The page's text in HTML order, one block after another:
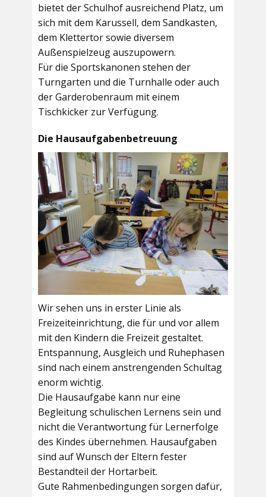
bietet derSchulhofausreichend Platz, um
sich mit dem Karussell, dem Sandkasten,
dem Klettertor sowie diversem
Außenspielzeug auszupowern.
Für die Sportskanonen stehen der
Turngarten und die Turnhalle oder auch
derGarderobenraum mit einem
Tischkicker zur Verfügung.
Die Hausaufgabenbetreuung
Wir sehen uns in erster Linie als
Freizeiteinrichtung, die für und vor allem
mit den Kindern die Freizeit gestaltet.
Entspannung, Ausgleich und Ruhephasen
sind nach einem anstrengenden Schultag
enorm wichtig.
Die Hausaufgabe kann nur eine
Begleitung schulischen Lernens sein und
nicht die Verantwortung für Lernerfolge
des Kindes übernehmen. Hausaufgaben
sind auf Wunsch der Eltern fester
Bestandteil der Hortarbeit.
Gute Rahmenbedingungen sorgen dafür,